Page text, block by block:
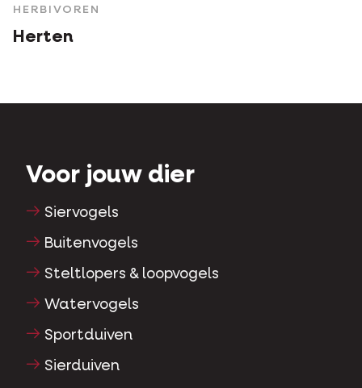
HERBIVOREN
Herten
Voor jouw dier
Siervogels
Buitenvogels
Steltlopers & loopvogels
Watervogels
Sportduiven
Sierduiven